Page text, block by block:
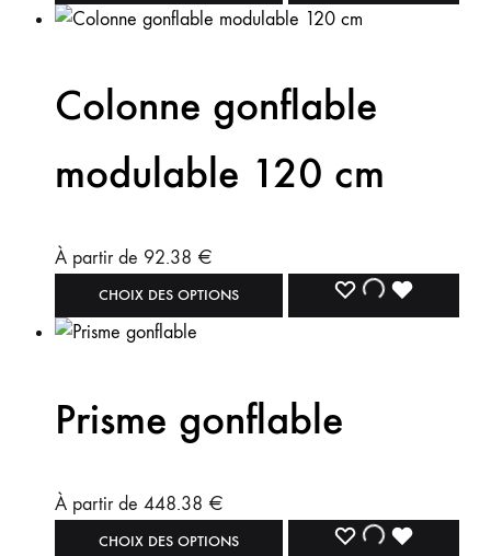
Colonne gonflable
modulable 120 cm
À partir de 92.38 €
CHOIX DES OPTIONS
Prisme gonflable
À partir de 448.38 €
CHOIX DES OPTIONS